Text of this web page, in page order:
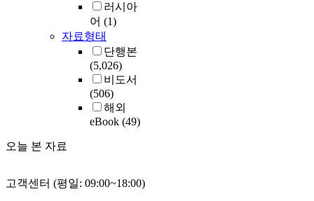
러시아
어 (1)
자료형태
단행본
(5,026)
비도서
(506)
해외
eBook (49)
오늘 본 자료
고객센터 (평일: 09:00~18:00)